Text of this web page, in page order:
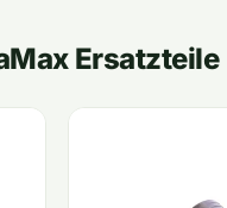
Ersatzteile